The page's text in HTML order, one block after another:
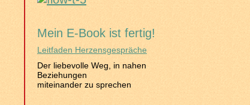
Mein E-Book ist fertig!
Leitfaden Herzensgespräche
Der liebevolle Weg, in nahen
Beziehungen
miteinander zu sprechen